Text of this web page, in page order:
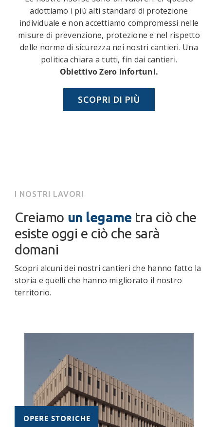
adottiamo i più alti standard di protezione
individuale e non accettiamo compromessi nelle
misure di prevenzione, protezione e nel rispetto
delle norme di sicurezza nei nostri cantieri. Una
politica chiara a tutti, fin dai cantieri.
Obiettivo Zero infortuni.
SCOPRI DI PIÙ
I NOSTRI LAVORI
Creiamo un legame tra ciò che
esiste oggi e ciò che sarà
domani
Scopri alcuni dei nostri cantieri che hanno fatto la
storia e quelli che hanno migliorato il nostro
territorio.
OPERE STORICHE